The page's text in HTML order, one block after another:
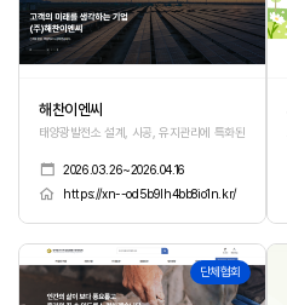
해찬이엔씨
태양광발전소 설계, 시공, 유지관리에 특화된 업무를
2026.03.26~2026.04.16
https://xn--od5b9lh4bb8io1n.kr/
509 단체협회